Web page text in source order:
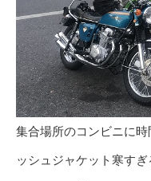
集合場所のコンビニに
ッシュジャケット寒す